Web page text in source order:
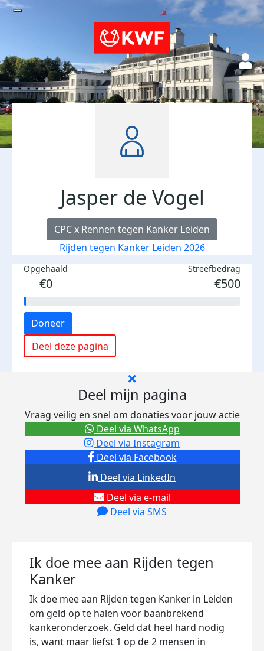
Jasper de Vogel
CPC x Rennen tegen Kanker Leiden
Rijden tegen Kanker Leiden 2026
Opgehaald
€0
Streefbedrag
€500
Doneer
Deel deze pagina
Deel mijn pagina
Vraag veilig en snel om donaties voor jouw actie
Deel via Facebook
Deel via Instagram
Deel via e-mail
Deel via SMS
Deel via LinkedIn
Deel via WhatsApp
Ik doe mee aan Rijden tegen
Kanker
Ik doe mee aan Rijden tegen Kanker in Leiden
om geld op te halen voor baanbrekend
kankeronderzoek. Geld dat heel hard nodig
is, want maar liefst 1 op de 2 mensen in